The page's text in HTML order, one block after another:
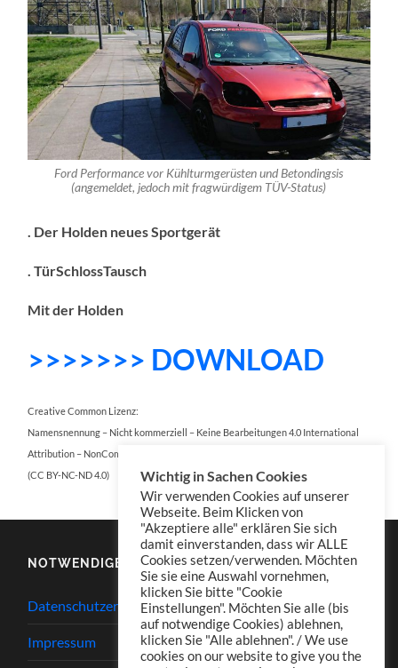
Ford Performance vor Kühlturmgerüsten und Betondingsis
(angemeldet, jedoch mit fragwürdigem TÜV-Status)
. Der Holden neues Sportgerät
. TürSchlossTausch
Mit der Holden
>>>>>>> DOWNLOAD
Creative Common Lizenz:
Namensnennung – Nicht kommerziell – Keine Bearbeitungen 4.0 International
Attribution – NonCommercial – NoDerivatives 4.0 International
(CC BY-NC-ND 4.0)
NOTWENDIGES
Datenschutzerklärung
Impressum
Wichtig in Sachen Cookies
Wir verwenden Cookies auf unserer
Webseite. Beim Klicken von
"Akzeptiere alle" erklären Sie sich
damit einverstanden, dass wir ALLE
Cookies setzen/verwenden. Möchten
Sie sie eine Auswahl vornehmen,
klicken Sie bitte "Cookie
Einstellungen". Möchten Sie alle (bis
auf notwendige Cookies) ablehnen,
klicken Sie "Alle ablehnen". / We use
cookies on our website to give you the